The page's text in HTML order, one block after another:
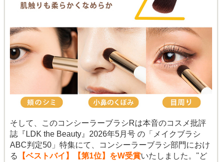
そして、このコンシーラーブラシRは本音のコスメ批評
誌『LDK the Beauty』2026年5月号 の「メイクブラシ
ABC判定50」特集にて、コンシーラーブラシ部門におけ
る
【ベストバイ】【第1位】をW受賞いたしました。"ど